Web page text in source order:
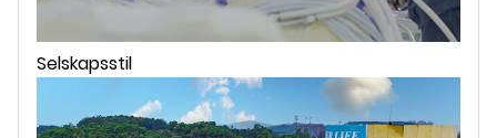
Selskapsstil